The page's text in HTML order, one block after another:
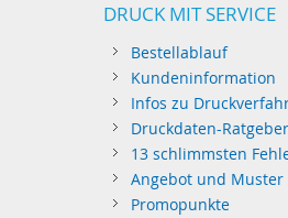
DRUCK MIT SERVICE
Bestellablauf
Kundeninformation
Infos zu
Druckdaten-Ratgeber
13 schlimmsten
Angebot und
Promopunkte